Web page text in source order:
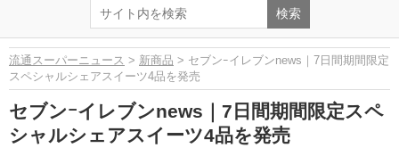
流通スーパーニュース > 新商品 > セブンｰイレブンnews｜7日間期間限定
スペシャルシェアスイーツ4品を発売
セブンｰイレブンnews｜7日間期間限定スペ
シャルシェアスイーツ4品を発売